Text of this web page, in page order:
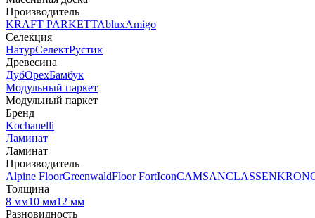
Производитель
KRAFT PARKETTAbluxAmigo
Селекция
НатурСелектРустик
Древесина
ДубОрехБамбук
Модульный паркет
Модульный паркет
Бренд
Kochanelli
Ламинат
Ламинат
Производитель
Alpine FloorGreenwaldFloor FortIconCAMSANCLASSEN
Толщина
8 мм10 мм12 мм
Разновидность